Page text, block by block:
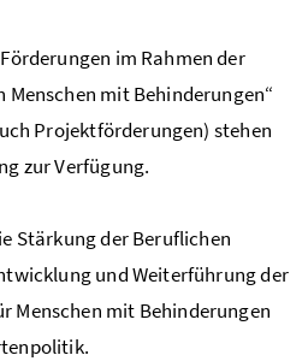
im Rahmen der
Menschen mit Behinderungen“
Projektförderungen) stehen
zur Verfügung.
Stärkung der Beruflichen
und Weiterführung der
Menschen mit Behinderungen